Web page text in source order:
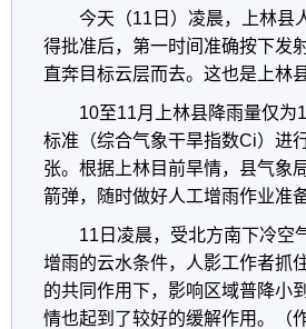
今天（11日）凌晨，上林县
得批准后，第一时间准确按下发
直奔目标云层而去。这也是上林
10至11月上林县降雨量仅为
标准（综合气象干旱指数Ci）进
张。根据上林目前旱情，县气象
箭弹，随时做好人工增雨作业准备
11日凌晨，受北方南下冷空
增雨的云水条件，人影工作者抓
的共同作用下，影响区域普降小
情也起到了较好的缓解作用。（